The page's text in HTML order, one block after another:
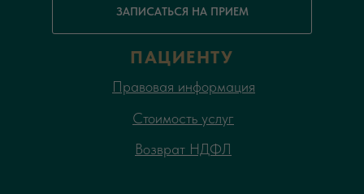
ПАЦИЕНТУ
Правовая информация
Возврат НДФЛ
Стоимость услуг
ЗАПИСАТЬСЯ НА ПРИЕМ